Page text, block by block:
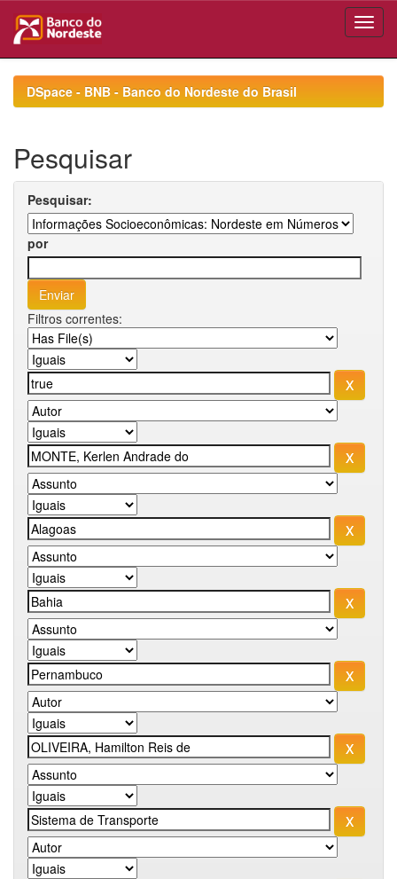
navigationDSpace - BNB - Banco do Nordeste do Brasil
Pesquisar
Pesquisar:
por
Filtros correntes: